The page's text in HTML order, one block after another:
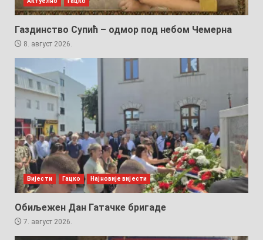
Газдинство Супић – одмор под небом Чемерна
8. август 2026.
Вијести Гацко Најновије вијести
Обиљежен Дан Гатачке бригаде
7. август 2026.